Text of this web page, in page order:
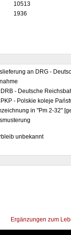
10513
1936
an DRG -
- Deutsche
- Polskie koleje
in "Pm 2-32"
unbekannt
Ergänzungen zum